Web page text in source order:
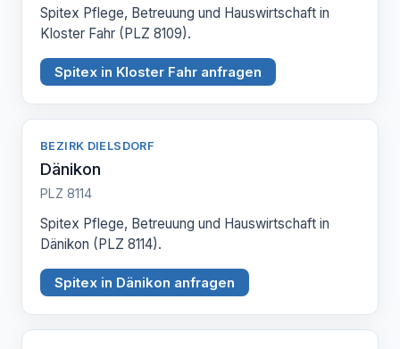
Spitex Pflege, Betreuung und Hauswirtschaft in
Kloster Fahr (PLZ 8109).
Spitex in Kloster Fahr anfragen
BEZIRK DIELSDORF
Dänikon
PLZ 8114
Spitex Pflege, Betreuung und Hauswirtschaft in
Dänikon (PLZ 8114).
Spitex in Dänikon anfragen